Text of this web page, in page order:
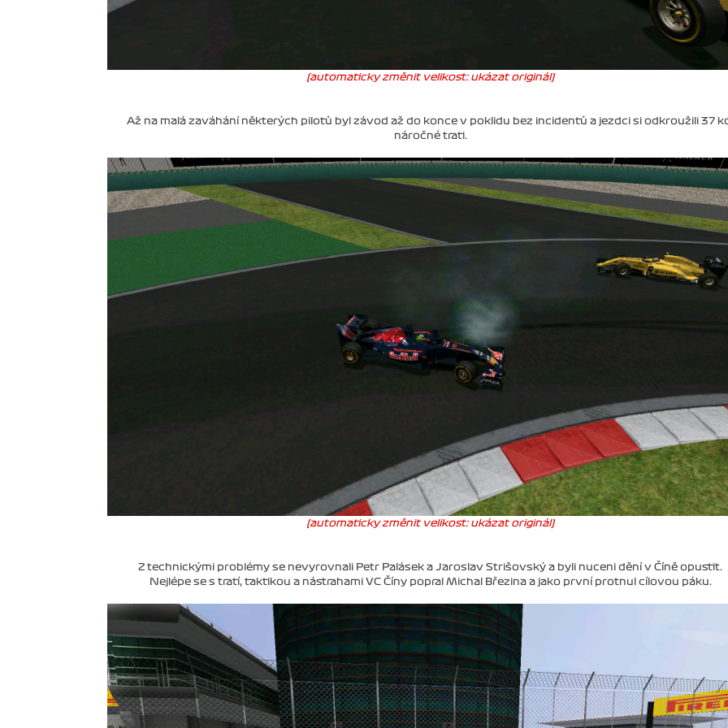
(automaticky změnit velikost: ukázat originál)
Až na malá zaváhání některých pilotů byl závod až do konce v poklidu bez incidentů a jezdci si odkroužili 37
náročné trati.
(automaticky změnit velikost: ukázat originál)
Z technickými problémy se nevyrovnali Petr Palásek a Jaroslav Strišovský a byli nuceni dění v Číně opustit.
Nejlépe se s tratí, taktikou a nástrahami VC Číny popral Michal Březina a jako první protnul cílovou páku.